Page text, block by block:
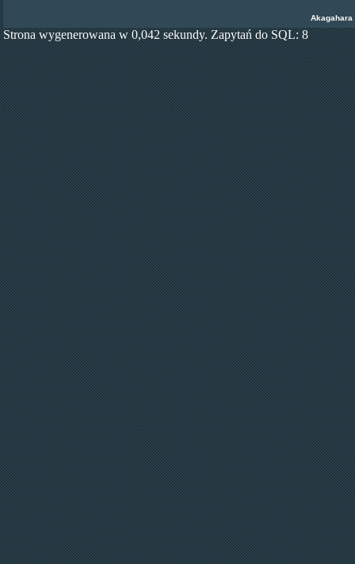
Akagahara
Strona wygenerowana w 0,042 sekundy. Zapytań do SQL: 8